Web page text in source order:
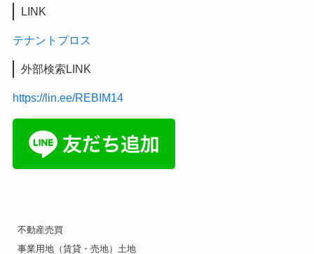
LINK
テナントプロス
外部検索LINK
https://lin.ee/REBIM14
不動産売買
事業用地（賃貸・売地）土地